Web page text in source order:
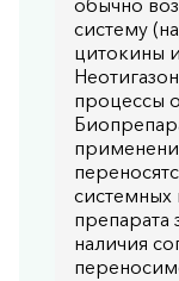
обычно
систему
цитокины
процессы
препарата
наличия